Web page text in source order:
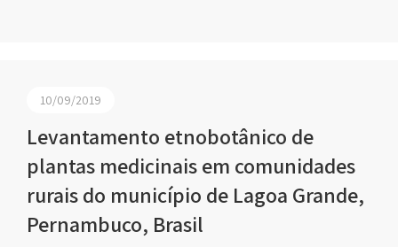
10/09/2019
Levantamento etnobotânico de
plantas medicinais em comunidades
rurais do município de Lagoa Grande,
Pernambuco, Brasil